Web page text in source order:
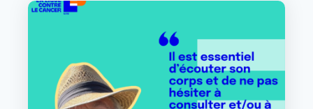
Image